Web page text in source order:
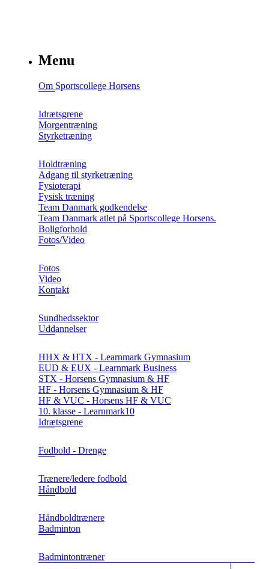
Menu
Om Sportscollege Horsens
Idrætsgrene
Morgentræning
Styrketræning
Holdtræning
Adgang til styrketræning
Fysioterapi
Fysisk træning
Team Danmark godkendelse
Team Danmark atlet på Sportscollege Horsens.
Boligforhold
Fotos/Video
Fotos
Video
Kontakt
Sundhedssektor
Uddannelser
HHX & HTX - Learnmark Gymnasium
EUD & EUX - Learnmark Business
STX - Horsens Gymnasium & HF
HF - Horsens Gymnasium & HF
HF & VUC - Horsens HF & VUC
10. klasse - Learnmark10
Idrætsgrene
Fodbold - Drenge
Trænere/ledere fodbold
Håndbold
Håndboldtrænere
Badminton
Badmintontræner